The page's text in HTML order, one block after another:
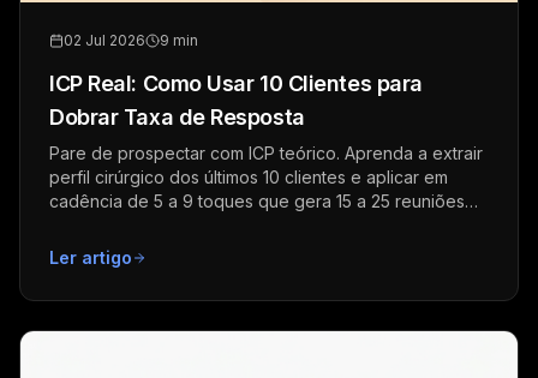
02 Jul 2026 9 min
ICP Real: Como Usar 10 Clientes para
Dobrar Taxa de Resposta
Pare de prospectar com ICP teórico. Aprenda a extrair
perfil cirúrgico dos últimos 10 clientes e aplicar em
cadência de 5 a 9 toques que gera 15 a 25 reuniões
Ler artigo